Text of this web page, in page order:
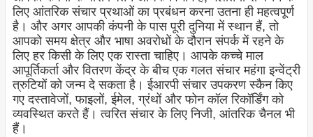
लिए आंतरिक संचार प्रथाओं का प्रबंधन करना उतना ही महत्वपूर्ण
है। और अगर आपकी कंपनी के पास पूरी दुनिया में स्थान हैं, तो
आपको समय क्षेत्र और भाषा अवरोधों के दौरान संपर्क में रहने के
लिए हर किसी के लिए एक रास्ता चाहिए। आपके कच्चे माल
आपूर्तिकर्ता और वितरण केंद्र के बीच एक गलत संचार महंगा इन्वेंट्री
त्रुटियों को जन्म दे सकता है। ईआरपी संचार उपकरण स्कैन किए
गए दस्तावेजों, फाइलों, ईमेल, ग्रंथों और फोन कॉल रिकॉर्डिंग को
व्यवस्थित करते हैं। त्वरित संचार के लिए निजी, आंतरिक चैनल भी
हैं।